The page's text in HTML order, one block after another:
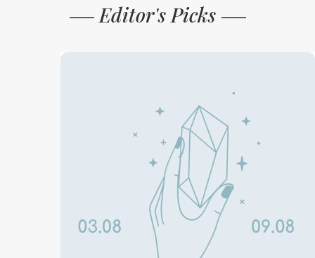
Editor's Picks